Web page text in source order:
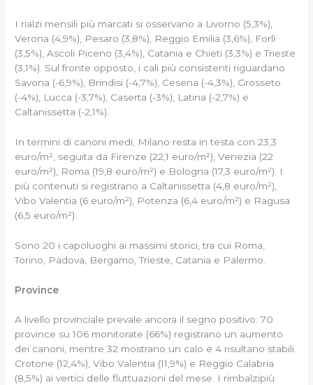
I rialzi mensili più marcati si osservano a Livorno (5,3%),
Verona (4,9%), Pesaro (3,8%), Reggio Emilia (3,6%), Forlì
(3,5%), Ascoli Piceno (3,4%), Catania e Chieti (3,3%) e Trieste
(3,1%). Sul fronte opposto, i cali più consistenti riguardano
Savona (-6,9%), Brindisi (-4,7%), Cesena (-4,3%), Grosseto
(-4%), Lucca (-3,7%), Caserta (-3%), Latina (-2,7%) e
Caltanissetta (-2,1%).
In termini di canoni medi, Milano resta in testa con 23,3
euro/m², seguita da Firenze (22,1 euro/m²), Venezia (22
euro/m²), Roma (19,8 euro/m²) e Bologna (17,3 euro/m²). I
più contenuti si registrano a Caltanissetta (4,8 euro/m²),
Vibo Valentia (6 euro/m²), Potenza (6,4 euro/m²) e Ragusa
(6,5 euro/m²).
Sono 20 i capoluoghi ai massimi storici, tra cui Roma,
Torino, Padova, Bergamo, Trieste, Catania e Palermo.
Province
A livello provinciale prevale ancora il segno positivo: 70
province su 106 monitorate (66%) registrano un aumento
dei canoni, mentre 32 mostrano un calo e 4 risultano stabili.
Crotone (12,4%), Vibo Valentia (11,9%) e Reggio Calabria
(8,5%) ai vertici delle fluttuazioni del mese. I rimbalzipiù